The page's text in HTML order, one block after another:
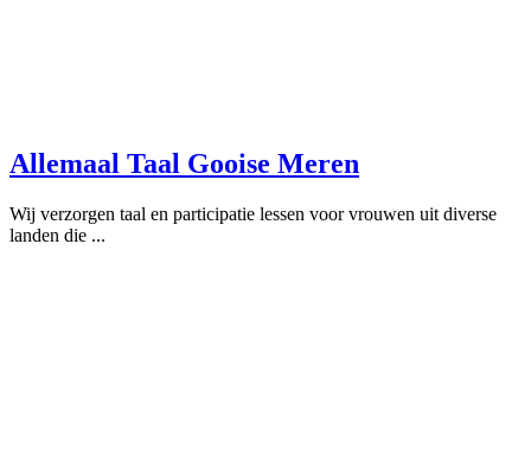
Allemaal Taal Gooise Meren
Wij verzorgen taal en participatie lessen voor vrouwen uit diverse
landen die ...